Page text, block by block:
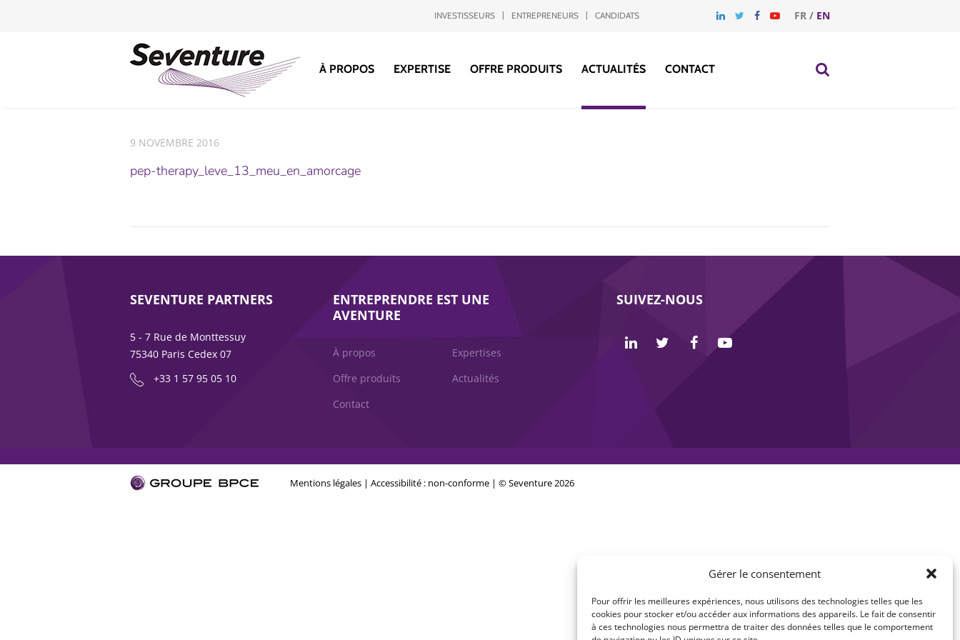
Gérer le consentement
Pour offrir les meilleures expériences, nous utilisons des technologies telles que les
cookies pour stocker et/ou accéder aux informations des appareils. Le fait de consentir
à ces technologies nous permettra de traiter des données telles que le comportement
FR / EN
INVESTISSEURS ENTREPRENEURS CANDIDATS
À PROPOS EXPERTISE OFFRE PRODUITS ACTUALITÉS CONTACT
9 NOVEMBRE 2016
pep-therapy_leve_13_meu_en_amorcage
SEVENTURE PARTNERS
5 - 7 Rue de Monttessuy
75340 Paris Cedex 07
+33 1 57 95 05 10
ENTREPRENDRE EST UNE
AVENTURE
À propos
Expertises
Offre produits
Actualités
Contact
SUIVEZ-NOUS
Mentions légales |Accessibilité : non-conforme | © Seventure 2026